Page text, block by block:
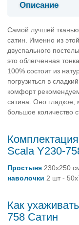
Описание
Самой лучшей тканью
сатин. Именно из
двуспального
это облегченная
100% состоит из
погрузиться в
комфорт
сатина. Оно гладкое,
большое количество
Scala Y230-
Простыня 230х250
наволочки 2 шт -
Как
758 Сатин